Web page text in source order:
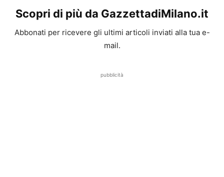
Scopri di più da GazzettadiMilano.it
Abbonati per ricevere gli ultimi articoli inviati alla tua e-
mail.
pubblicità